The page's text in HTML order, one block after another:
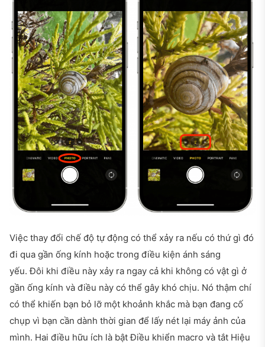
Việc thay đổi chế độ tự động có thể xảy ra nếu có thứ gì đó
đi qua gần ống kính hoặc trong điều kiện ánh sáng
yếu. Đôi khi điều này xảy ra ngay cả khi không có vật gì ở
gần ống kính và điều này có thể gây khó chịu. Nó thậm chí
có thể khiến bạn bỏ lỡ một khoảnh khắc mà bạn đang cố
chụp vì bạn cần dành thời gian để lấy nét lại máy ảnh của
mình. Hai điều hữu ích là bật Điều khiển macro và tắt Hiệu